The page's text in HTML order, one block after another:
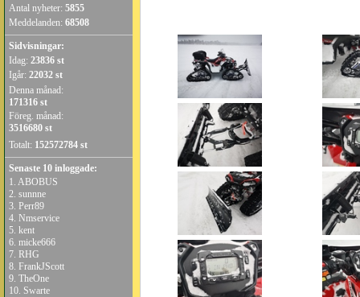
Antal nyheter: 5855
Meddelanden: 68508
Sidvisningar:
Idag: 23836 st
Igår: 22032 st
Denna månad:
171316 st
Föreg. månad:
3516680 st
Totalt: 152572784 st
Senaste 10 inloggade:
1. ABOBUS
2. sunnne
3. Perr89
4. Nmservice
5. kent
6. micke666
7. RHG
8. FrankJScott
9. TheOne
10. Swarte